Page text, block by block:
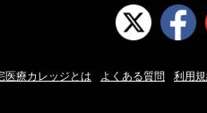
医療カレッジとは よくある質問 利用